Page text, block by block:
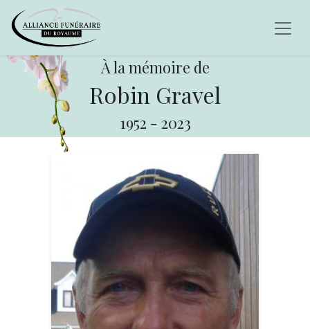
À la mémoire de
Robin Gravel
1952 - 2023